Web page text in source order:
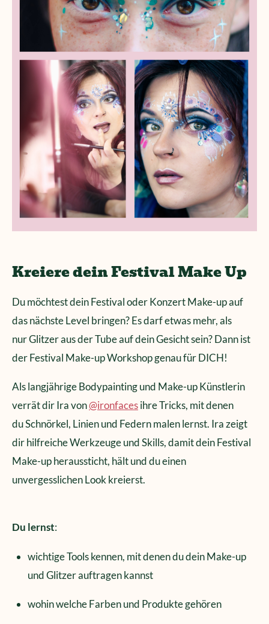
Kreiere dein Festival Make Up
Du möchtest dein Festival oder Konzert Make-up auf
das nächste Level bringen? Es darf etwas mehr, als
nur Glitzer aus der Tube auf dein Gesicht sein? Dann ist
der Festival Make-up Workshop genau für DICH!
Als langjährige Bodypainting und Make-up Künstlerin
verrät dir Ira von@ironfacesihre Tricks, mit denen
duSchnörkel, Linien und Federn malen lernst. Ira zeigt
dir hilfreiche Werkzeuge und Skills, damit dein Festival
Make-up heraussticht, hält und du einen
unvergesslichen Look kreierst.
Du lernst:
wichtige Tools kennen, mit denen du dein Make-up
und Glitzer auftragen kannst
wohin welche Farben und Produkte gehören